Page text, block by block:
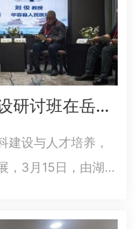
省级临床药学学科建设研讨班在岳阳成功举办
设与人才培养，
，3月15日，由湖南
阳大酒店成功举